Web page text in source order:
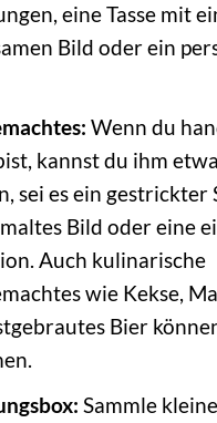
eine Tasse mit
Bild oder ein
Wenn du
kannst du ihm
sei es ein gestrickter
Bild oder eine
Auch kulinarische
wie Kekse,
Bier
Sammle